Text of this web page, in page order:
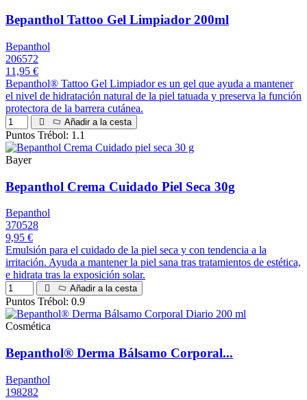
Bepanthol Tattoo Gel Limpiador 200ml
Bepanthol
206572
11,95 €
Bepanthol® Tattoo Gel Limpiador es un gel que ayuda a mantener
el nivel de hidratación natural de la piel tatuada y preserva la función
protectora de la barrera cutánea.
Añadir a la cesta
Puntos Trébol: 1.1
Bayer
Bepanthol Crema Cuidado Piel Seca 30g
Bepanthol
370528
9,95 €
Emulsión para el cuidado de la piel seca y con tendencia a la
irritación. Ayuda a mantener la piel sana tras tratamientos de estética,
e hidrata tras la exposición solar.
Añadir a la cesta
Puntos Trébol: 0.9
Cosmética
Bepanthol® Derma Bálsamo Corporal...
Bepanthol
198282